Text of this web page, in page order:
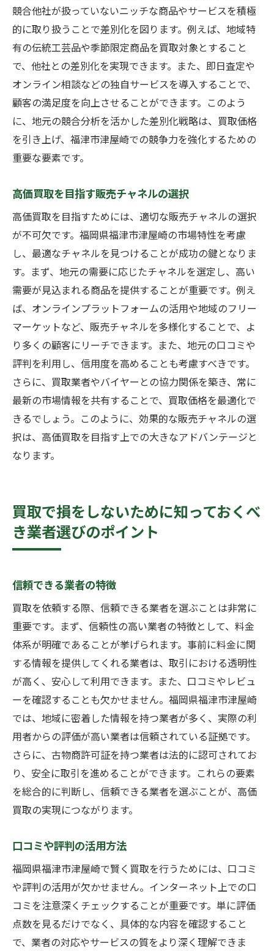
競合他社が扱っていないニッチな商品やサービスを積極
的に取り扱うことで差別化を図ります。例えば、地域特
有の伝統工芸品や季節限定商品を買取対象とすること
で、他社との差別化を実現できます。また、即日査定や
オンライン相談などの独自サービスを導入することで、
顧客の満足度を向上させることができます。このよう
に、地元の競合分析を活かした差別化戦略は、買取価格
を引き上げ、福津市津屋崎での競争力を強化するための
重要な要素です。
高価買取を目指す販売チャネルの選択
高価買取を目指すためには、適切な販売チャネルの選択
が不可欠です。福岡県福津市津屋崎の市場特性を考慮
し、最適なチャネルを見つけることが成功の鍵となりま
す。まず、地元の需要に応じたチャネルを選定し、高い
需要が見込まれる商品を提供することが重要です。例え
ば、オンラインプラットフォームの活用や地域のフリー
マーケットなど、販売チャネルを多様化することで、よ
り多くの顧客にリーチできます。また、地元の口コミや
評判を利用し、信用度を高めることも考慮すべきです。
さらに、買取業者やバイヤーとの協力関係を築き、常に
最新の市場情報を共有することで、買取価格を最適化で
きるでしょう。このように、効果的な販売チャネルの選
択は、高価買取を目指す上での大きなアドバンテージと
なります。
買取で損をしないために知っておくべ
き業者選びのポイント
信頼できる業者の特徴
買取を依頼する際、信頼できる業者を選ぶことは非常に
重要です。まず、信頼性の高い業者の特徴として、料金
体系が明確であることが挙げられます。事前に料金に関
する情報を提供してくれる業者は、取引における透明性
が高く、安心して利用できます。また、口コミやレビュ
ーを確認することも欠かせません。福岡県福津市津屋崎
では、地域に密着した情報を持つ業者が多く、実際の利
用者からの評価が高い業者は信頼されている証拠です。
さらに、古物商許可証を持つ業者は法的に認可されてお
り、安全に取引を進めることができます。これらの要素
を総合的に判断し、信頼できる業者を選ぶことが、高価
買取の実現につながります。
口コミや評判の活用方法
福岡県福津市津屋崎で賢く買取を行うためには、口コミ
や評判の活用が欠かせません。インターネット上での口
コミを注意深くチェックすることが重要です。単に評価
点数を見るだけでなく、具体的な内容を確認すること
で、業者の対応やサービスの質をより深く理解できま